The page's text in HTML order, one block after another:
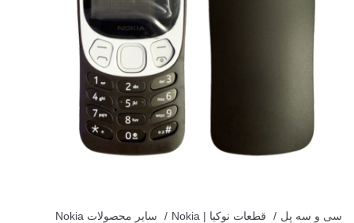
سی و سه پل / قطعات نوکیا | Nokia / سایر محصولات Nokia